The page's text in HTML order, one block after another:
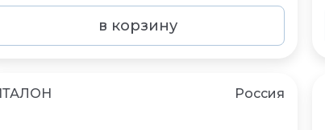
в корзину
Россия